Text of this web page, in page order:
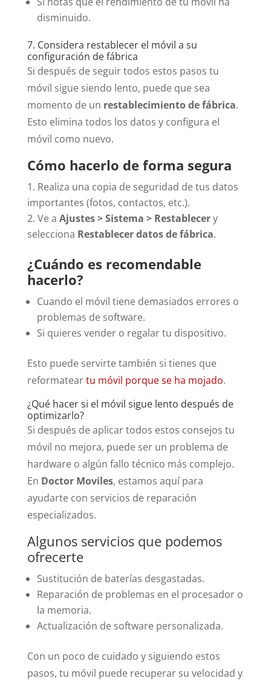
disminuido.
7. Considera restablecer el móvil a su
configuración de fábrica
Si después de seguir todos estos pasos tu
móvil sigue siendo lento, puede que sea
momento de un restablecimiento de fábrica.
Esto elimina todos los datos y configura el
móvil como nuevo.
Cómo hacerlo de forma segura
Realiza una copia de seguridad de tus datos
importantes (fotos, contactos, etc.).
Ve a Ajustes > Sistema > Restablecery
selecciona Restablecer datos de fábrica.
¿Cuándo es recomendable
hacerlo?
Cuando el móvil tiene demasiados errores o
problemas de software.
Si quieres vender o regalar tu dispositivo.
Esto puede servirte también si tienes que
reformateartu móvil porque se ha mojado.
¿Qué hacer si el móvil sigue lento después de
optimizarlo?
Si después de aplicar todos estos consejos tu
móvil no mejora, puede ser un problema de
hardware o algún fallo técnico más complejo.
En Doctor Moviles, estamos aquí para
ayudarte con servicios de reparación
especializados.
Algunos servicios que podemos
ofrecerte
Sustitución de baterías desgastadas.
Reparación de problemas en el procesador o
la memoria.
Actualización de software personalizada.
Con un poco de cuidado y siguiendo estos
pasos, tu móvil puede recuperar su velocidad y